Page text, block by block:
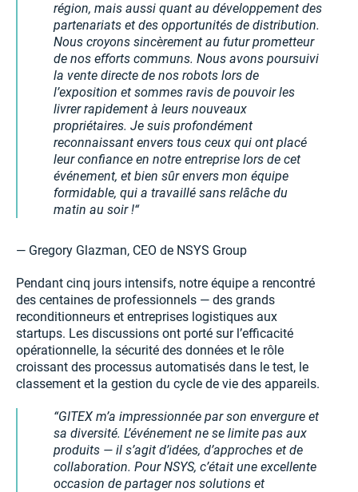
région, mais aussi quant au développement des
partenariats et des opportunités de distribution.
Nous croyons sincèrement au futur prometteur
de nos efforts communs. Nous avons poursuivi
la vente directe de nos robots lors de
l’exposition et sommes ravis de pouvoir les
livrer rapidement à leurs nouveaux
propriétaires. Je suis profondément
reconnaissant envers tous ceux qui ont placé
leur confiance en notre entreprise lors de cet
événement, et bien sûr envers mon équipe
formidable, qui a travaillé sans relâche du
matin au soir !
— Gregory Glazman, CEO de NSYS Group
Pendant cinq jours intensifs, notre équipe a rencontré
des centaines de professionnels — des grands
reconditionneurs et entreprises logistiques aux
startups. Les discussions ont porté sur l’efficacité
opérationnelle, la sécurité des données et le rôle
croissant des processus automatisés dans le test, le
classement et la gestion du cycle de vie des appareils.
GITEX m’a impressionnée par son envergure et
sa diversité. L’événement ne se limite pas aux
produits — il s’agit d’idées, d’approches et de
collaboration. Pour NSYS, c’était une excellente
occasion de partager nos solutions et